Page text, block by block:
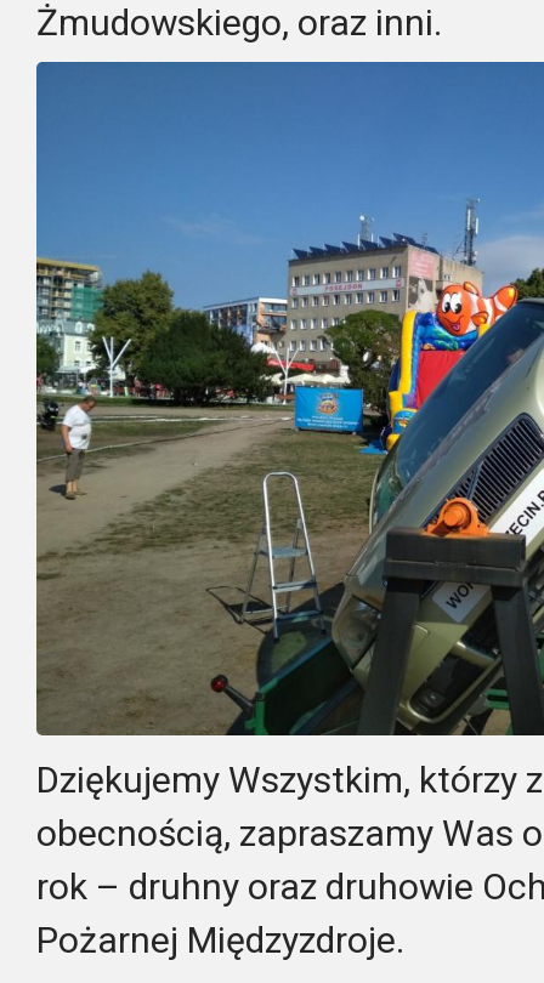
Żmudowskiego, oraz inni.
Dziękujemy Wszystkim, którzy
obecnością, zapraszamy Was
rok – druhny oraz druhowie
Pożarnej Międzyzdroje.